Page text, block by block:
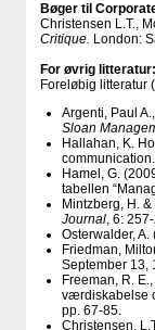
Bøger til
Christensen L.T.,
Critique. London:
For øvrig
Foreløbig litteratur
Argenti, Paul
Sloan
Hallahan, K.
communication.
Hamel, G.
tabellen
Mintzberg, H.
Journal, 6:
Osterwalder, A.
Friedman,
September 13,
Freeman, R.
værdiskabelse
pp. 67-85.
Christensen,